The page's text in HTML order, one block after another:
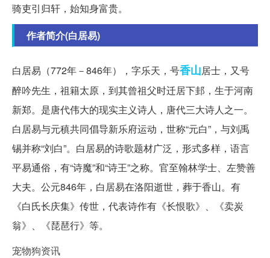
骑吏引归轩，始知身富贵。
作者简介(白居易)
白居易（772年－846年），字乐天，号香山居士，又号
醉吟先生，祖籍太原，到其曾祖父时迁居下邽，生于河南
新郑。是唐代伟大的现实主义诗人，唐代三大诗人之一。
白居易与元稹共同倡导新乐府运动，世称“元白”，与刘禹
锡并称“刘白”。白居易的诗歌题材广泛，形式多样，语言
平易通俗，有“诗魔”和“诗王”之称。官至翰林学士、左赞善
大夫。公元846年，白居易在洛阳逝世，葬于香山。有
《白氏长庆集》传世，代表诗作有《长恨歌》、《卖炭
翁》、《琵琶行》等。
宠物狗资讯